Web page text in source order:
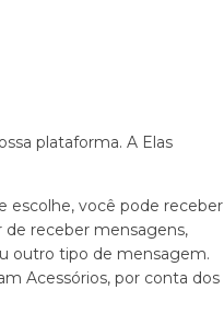
plataforma. A Elas
escolhe, você pode receber
de receber mensagens,
outro tipo de mensagem.
Acessórios, por conta dos